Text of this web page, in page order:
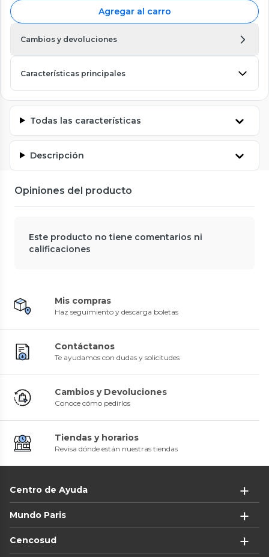
Agregar al carro
Cambios y devoluciones
Características principales
Todas las características
Descripción
Opiniones del producto
Este producto no tiene comentarios ni
calificaciones
Mis compras
Haz seguimiento y descarga boletas
Contáctanos
Te ayudamos con dudas y solicitudes
Cambios y Devoluciones
Conoce cómo pedirlos
Tiendas y horarios
Revisa dónde están nuestras tiendas
Centro de Ayuda
Mundo Paris
Cencosud